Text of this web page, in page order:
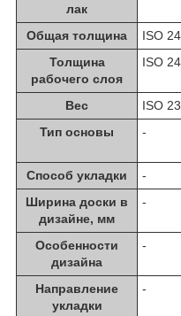
лак
Общая толщина ISO
Толщина
рабочего слоя
ISO
Вес ISO
Тип основы
-
Способ укладки
-
Ширина доски в
дизайне, мм
-
Особенности
дизайна
-
Направление
укладки
-